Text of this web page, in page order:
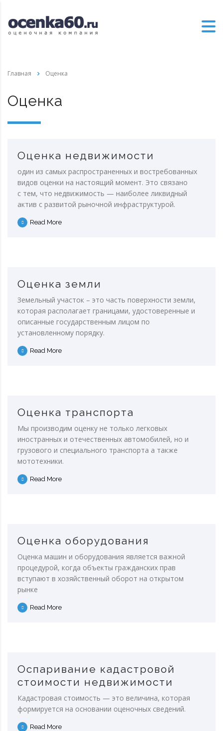
Главная Оценка
Оценка
Оценка недвижимости
один из самых распространенных и востребованных
видов оценки на настоящий момент. Это связано
с тем, что недвижимость — наиболее ликвидный
актив с развитой рыночной инфраструктурой.
Read More
Оценка земли
Земельный участок – это часть поверхности земли,
которая располагает границами, удостоверенные и
описанные государственным лицом по
установленному порядку.
Read More
Оценка транспорта
Мы производим оценку не только легковых
иностранных и отечественных автомобилей, но и
грузового и специального транспорта а также
мототехники.
Read More
Оценка оборудования
Оценка машин и оборудования является важной
процедурой, когда объекты гражданских прав
вступают в хозяйственный оборот на открытом
рынке
Read More
Оспаривание кадастровой
стоимости недвижимости
Кадастровая стоимость — это величина, которая
формируется на основании оценочных сведений.
Read More